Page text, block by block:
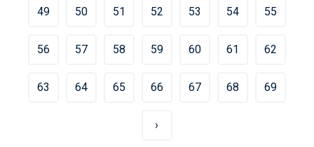
49 50 51 52 53 54 55
56 57 58 59 60 61 62
63 64 65 66 67 68 69
›